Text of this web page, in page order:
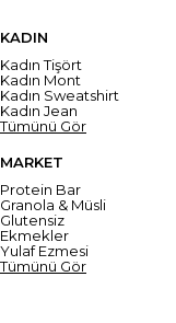
KADIN
Kadın Tişört
Kadın Mont
Kadın Sweatshirt
Kadın Jean
Tümünü Gör
MARKET
Protein Bar
Granola & Müsli
Glutensiz
Ekmekler
Yulaf Ezmesi
Tümünü Gör